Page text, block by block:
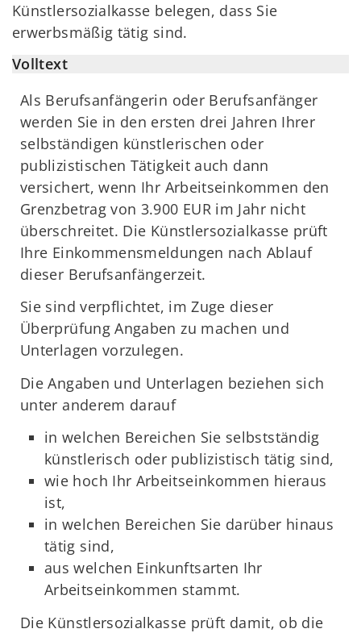
Künstlersozialkasse belegen, dass Sie
erwerbsmäßig tätig sind.
Volltext
Als Berufsanfängerin oder Berufsanfänger
werden Sie in den ersten drei Jahren Ihrer
selbständigen künstlerischen oder
publizistischen Tätigkeit auch dann
versichert, wenn Ihr Arbeitseinkommen den
Grenzbetrag von 3.900 EUR im Jahr nicht
überschreitet. Die Künstlersozialkasse prüft
Ihre Einkommensmeldungen nach Ablauf
dieser Berufsanfängerzeit.
Sie sind verpflichtet, im Zuge dieser
Überprüfung Angaben zu machen und
Unterlagen vorzulegen.
Die Angaben und Unterlagen beziehen sich
unter anderem darauf
in welchen Bereichen Sie selbstständig
künstlerisch oder publizistisch tätig sind,
wie hoch Ihr Arbeitseinkommen hieraus
ist,
in welchen Bereichen Sie darüber hinaus
tätig sind,
aus welchen Einkunftsarten Ihr
Arbeitseinkommen stammt.
Die Künstlersozialkasse prüft damit, ob die